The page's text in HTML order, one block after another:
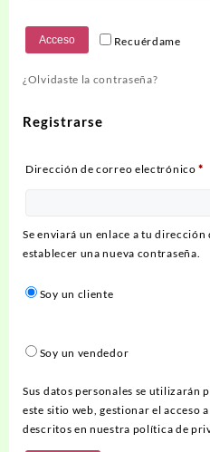
Recuérdame
Acceso
¿Olvidaste la contraseña?
Registrarse
Dirección de correo electrónico*
Se enviará un enlace a tu
establecer una nueva contraseña.
Soy un cliente
Soy un vendedor
Sus datos personales se utilizarán
este sitio web, gestionar el acceso
descritos en nuestra política de